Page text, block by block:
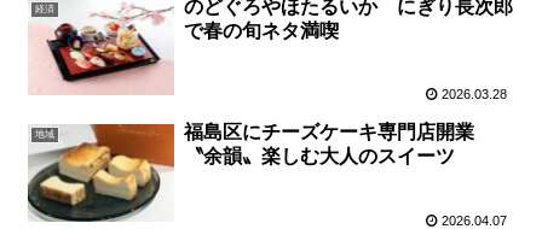
経済
のどぐろやほたるいか にぎり長次郎
で春の旬ネタ満喫
2026.03.28
地域
福島区にチーズケーキ専門店開業
〝余韻〟楽しむ大人のスイーツ
2026.04.07